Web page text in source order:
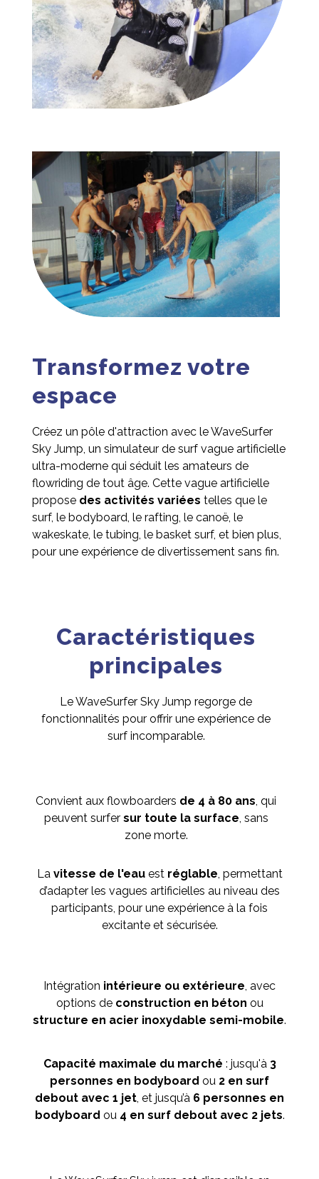
Transformez votre
espace
Créez un pôle d'attraction avec le WaveSurfer
Sky Jump, un simulateur de surf vague artificielle
ultra-moderne qui séduit les amateurs de
flowriding de tout âge. Cette vague artificielle
propose des activités variées telles que le
surf, le bodyboard, le rafting, le canoë, le
wakeskate, le tubing, le basket surf, et bien plus,
pour une expérience de divertissement sans fin.
Caractéristiques
principales
Le WaveSurfer Sky Jump regorge de
fonctionnalités pour offrir une expérience de
surf incomparable.
Convient aux flowboarders de 4 à 80 ans, qui
peuvent surfer sur toute la surface, sans
zone morte.
La vitesse de l'eau est réglable, permettant
d’adapter les vagues artificielles au niveau des
participants, pour une expérience à la fois
excitante et sécurisée.
Intégration intérieure ou extérieure, avec
options de construction en béton ou
structure en acier inoxydable semi-mobile.
Capacité maximale du marché : jusqu'à 3
personnes en bodyboard ou 2 en surf
debout avec 1 jet, et jusqu’à 6 personnes en
bodyboard ou 4 en surf debout avec 2 jets.